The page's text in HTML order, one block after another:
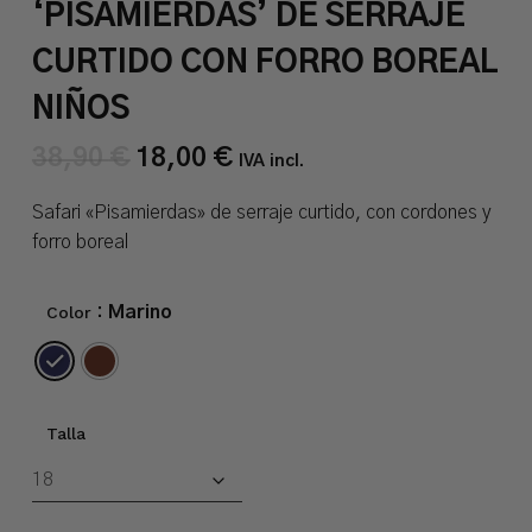
‘PISAMIERDAS’ DE SERRAJE
CURTIDO CON FORRO BOREAL
NIÑOS
38,90 €
El
original
18,00 €El
actual
IVA incl.
Safari «Pisamierdas» de serraje curtido, con cordones y
forro boreal
Color : Marino
Talla